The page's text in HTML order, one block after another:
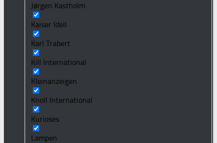
Jørgen Kastholm
Kaiser Idell
Karl Trabert
Kill International
Kleinanzeigen
Knoll International
Kurioses
Lampen